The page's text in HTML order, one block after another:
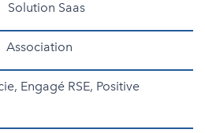
Solution Saas
Association
Engagé RSE, Positive